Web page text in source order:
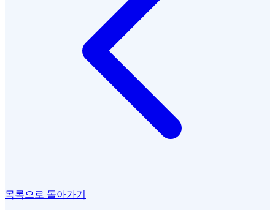
목록으로 돌아가기